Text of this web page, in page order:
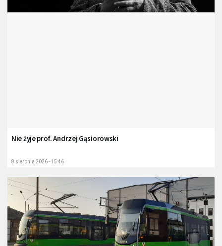
Nie żyje prof. Andrzej Gąsiorowski
8 sierpnia 2026 - 15:46